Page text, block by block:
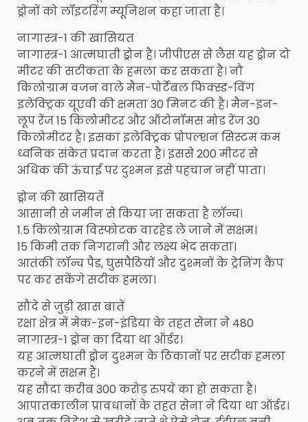
ड्रोनों को लॉइटरिंग म्यूनिशन कहा जाता है।
नागास्त्र-1 की खासियत
नागास्त्र-1 आत्मघाती ड्रोन है। जीपीएस से लैस यह ड्रोन दो
मीटर की सटीकता के हमला कर सकता है। नौ
किलोग्राम वजन वाले मैन-पोर्टेबल फिक्स्ड-विंग
इलेक्ट्रिक यूएवी की क्षमता 30 मिनट की है। मैन-इन-
लूप रेंज 15 किलोमीटर और ऑटोनॉमस मोड रेंज 30
किलोमीटर है। इसका इलेक्ट्रिक प्रोपल्शन सिस्टम कम
ध्वनिक संकेत प्रदान करता है। इससे 200 मीटर से
अधिक की ऊंचाई पर दुश्मन इसे पहचान नहीं पाता।
ड्रोन की खासियतें
आसानी से जमीन से किया जा सकता है लॉन्च।
1.5 किलोग्राम विस्फोटक वारहेड ले जाने में सक्षम।
15 किमी तक निगरानी और लक्ष्य भेद सकता।
आतंकी लॉन्च पैड, घुसपैठियों और दुश्मनों के ट्रेनिंग कैंप
पर कर सकेंगे सटीक हमला।
सौदे से जुड़ी खास बातें
रक्षा क्षेत्र में मेक-इन-इंडिया के तहत सेना ने 480
नागास्त्र-1 ड्रोन का दिया था ऑर्डर।
यह आत्मघाती ड्रोन दुश्मन के ठिकानों पर सटीक हमला
करने में सक्षम हैं।
यह सौदा करीब 300 करोड़ रुपये का हो सकता है।
आपातकालीन प्रावधानों के तहत सेना ने दिया था ऑर्डर।